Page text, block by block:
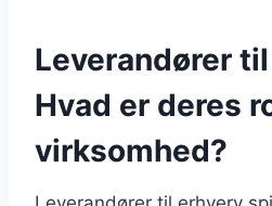
Leverandører
Hvad er deres
virksomhed?